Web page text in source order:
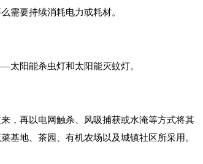
需要持续消耗电力或耗材。
太阳能杀虫灯和太阳能灭蚊灯。
，再以电网触杀、风吸捕获或水淹等方式将其
基地、茶园、有机农场以及城镇社区所采用。